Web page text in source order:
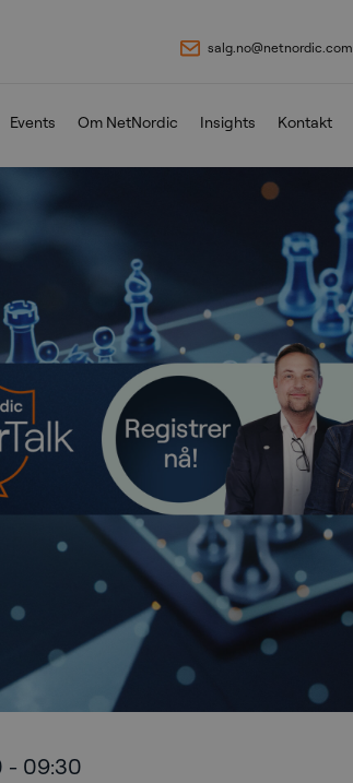
salg.no@netnordic.com
Events Om NetNordic Insights Kontakt
- 09:30